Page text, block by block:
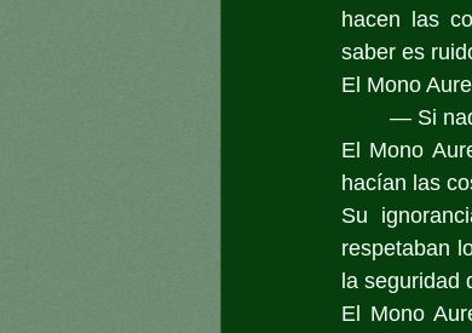
hacen las
saber es
El Mono
— Si
El Mono
hacían las
Su
respetaban
la seguridad
El Mono